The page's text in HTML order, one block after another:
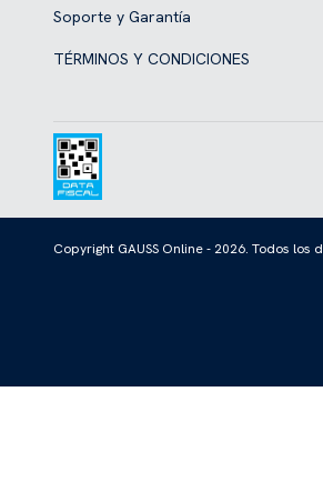
Soporte y Garantía
TÉRMINOS Y CONDICIONES
Copyright GAUSS Online - 2026. Todos los